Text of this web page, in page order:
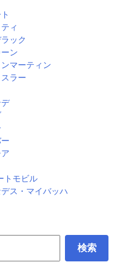
ィ
ック
ン
マーティン
ラー
トモビル
デス・マイバッハ
検索